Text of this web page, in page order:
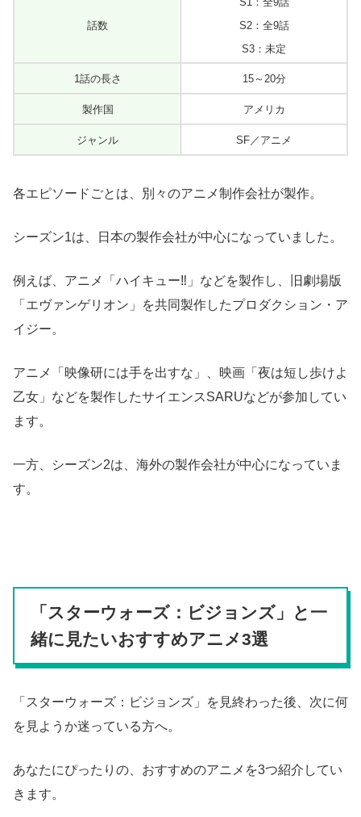
話数
S2：全9話
S3：未定
1話の長さ 15～20分
製作国 アメリカ
ジャンル SF／アニメ
各エピソードごとは、別々のアニメ制作会社が製作。
シーズン1は、日本の製作会社が中心になっていました。
例えば、アニメ「ハイキュー‼」などを製作し、旧劇場版
「エヴァンゲリオン」を共同製作したプロダクション・ア
イジー。
アニメ「映像研には手を出すな」、映画「夜は短し歩けよ
乙女」などを製作したサイエンスSARUなどが参加してい
ます。
一方、シーズン2は、海外の製作会社が中心になっていま
す。
「スターウォーズ：ビジョンズ」と一
緒に見たいおすすめアニメ3選
「スターウォーズ：ビジョンズ」を見終わった後、次に何
を見ようか迷っている方へ。
あなたにぴったりの、おすすめのアニメを3つ紹介してい
きます。